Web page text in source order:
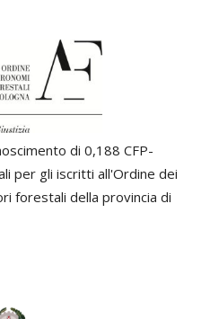
di 0,188 CFP-
per gli iscritti all'Ordine dei
forestali della provincia di